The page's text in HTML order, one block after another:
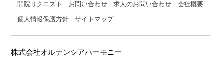
開院リクエスト お問い合わせ 求人のお問い合わせ
会社概要
個人情報保護方針
サイトマップ
株式会社オルテンシアハーモニー